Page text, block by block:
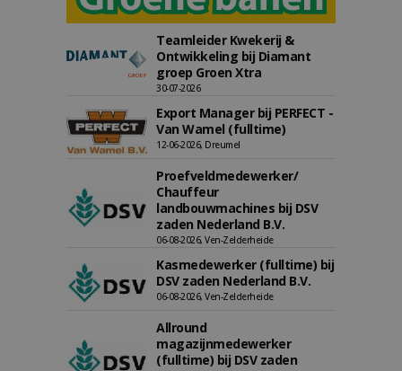
Teamleider Kwekerij &
Ontwikkeling bij Diamant
groep Groen Xtra
30-07-2026
Export Manager bij PERFECT -
Van Wamel (fulltime)
12-06-2026, Dreumel
Proefveldmedewerker/
Chauffeur
landbouwmachines bij DSV
zaden Nederland B.V.
06-08-2026, Ven-Zelderheide
Kasmedewerker (fulltime) bij
DSV zaden Nederland B.V.
06-08-2026, Ven-Zelderheide
Allround
magazijnmedewerker
(fulltime) bij DSV zaden